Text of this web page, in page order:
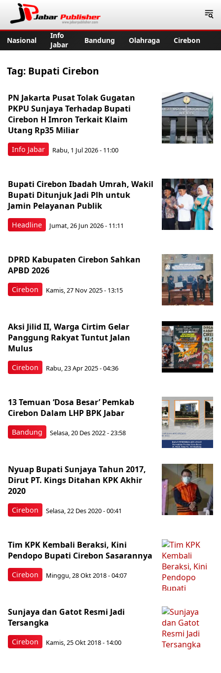
Nasional
Info
Jabar
Bandung Olahraga Cirebon
Tag: Bupati Cirebon
Info Jabar
PN Jakarta Pusat Tolak Gugatan
PKPU Sunjaya Terhadap Bupati
Cirebon H Imron Terkait Klaim
Utang Rp35 Miliar
Rabu, 1 Jul 2026 - 11:00
Headline
Bupati Cirebon Ibadah Umrah, Wakil
Bupati Ditunjuk Jadi Plh untuk
Jamin Pelayanan Publik
Jumat, 26 Jun 2026 - 11:11
Cirebon
DPRD Kabupaten Cirebon Sahkan
APBD 2026
Kamis, 27 Nov 2025 - 13:15
Cirebon
Aksi Jilid II, Warga Cirtim Gelar
Panggung Rakyat Tuntut Jalan
Mulus
Rabu, 23 Apr 2025 - 04:36
Bandung
13 Temuan ‘Dosa Besar’ Pemkab
Cirebon Dalam LHP BPK Jabar
Selasa, 20 Des 2022 - 23:58
Cirebon
Nyuap Bupati Sunjaya Tahun 2017,
Dirut PT. Kings Ditahan KPK Akhir
2020
Selasa, 22 Des 2020 - 00:41
Cirebon
Tim KPK Kembali Beraksi, Kini
Pendopo Bupati Cirebon Sasarannya
Minggu, 28 Okt 2018 - 04:07
Cirebon
Sunjaya dan Gatot Resmi Jadi
Tersangka
Kamis, 25 Okt 2018 - 14:00